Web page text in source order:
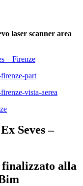
laser scanner area
Seves –
alla